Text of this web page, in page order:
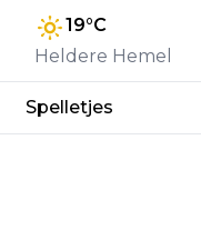
19°C
Heldere Hemel
Spelletjes